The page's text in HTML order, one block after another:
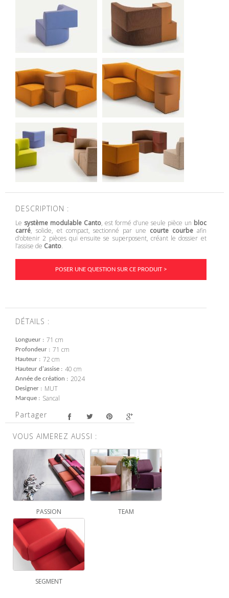
DESCRIPTION :
Le système modulable Canto, est formé d’une seule pièce un bloc
carré, solide, et compact, sectionné par une courte courbeafin
d’obtenir 2 pièces qui ensuite se superposent, créant le dossier et
l’assise de Canto.
POSER UNE QUESTION SUR CE PRODUIT >
DÉTAILS :
Longueur 71 cm
Profondeur 71 cm
Hauteur 72 cm
Hauteur d'assise 40 cm
Année de création 2024
Designer MUT
Marque Sancal
Partager
VOUS AIMEREZ AUSSI :
PASSION TEAM
SEGMENT